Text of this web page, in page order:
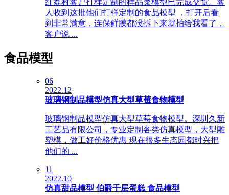
红荔村客户打样定制的样品菜模型已完成交货。客
人收到这批他们打样定制的食品模型 ，打开后看
到非常满意，连保鲜膜都没拆下来就拍给我看了，
客户说 ...
食品模型
06
2022.12
玻璃钢制品模型仿真大型草莓食物模型
玻璃钢制品模型仿真大型草莓食物模型。深圳久新
工艺品有限公司，专业定制各类仿真模型，大型雕
塑模，做工好价格优惠 现在很多生态园都时兴把
他们的 ...
11
2022.10
仿真甜品模型 伯爵千层蛋糕 食品模型